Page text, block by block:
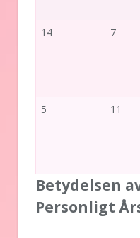
14 7
5 11
Betydelsen
Personligt